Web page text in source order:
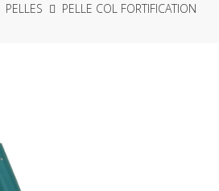
PELLES
PELLE COL FORTIFICATION